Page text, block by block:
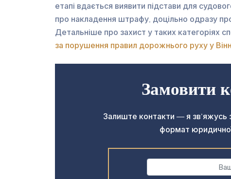
етапі вдається виявити підстави для
про накладення штрафу, доцільно одразу
Детальніше про захист у таких категоріях
за порушення правил дорожнього руху у
Замовити
Залиште контакти — я зв’яжусь
формат